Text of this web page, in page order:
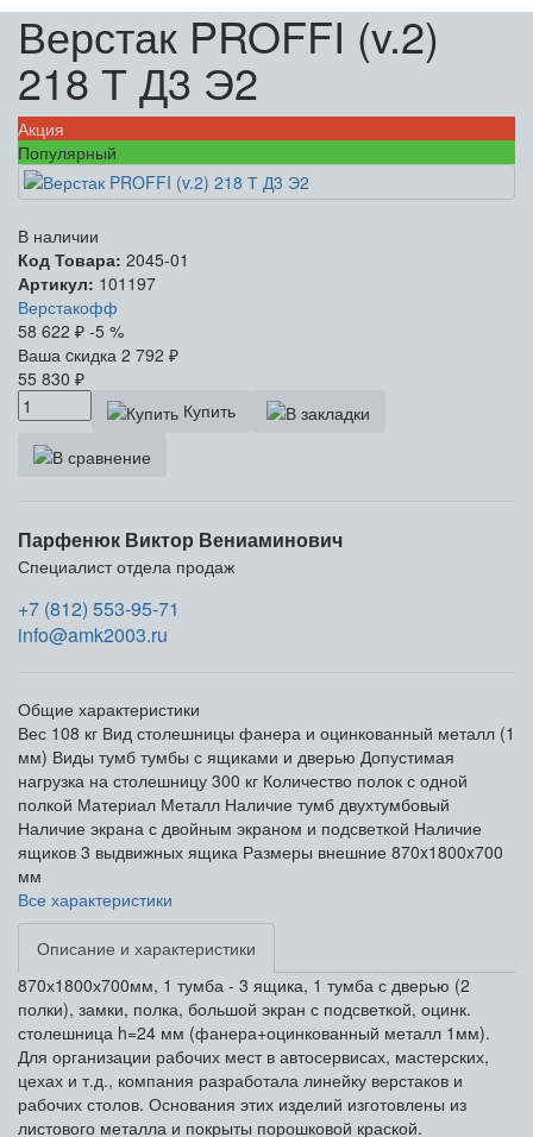
Верстак PROFFI (v.2)
218 Т Д3 Э2
Акция
Популярный
В наличии
Код Товара: 2045-01
Артикул: 101197
Верстакофф
58 622 ₽ -5 %
Ваша cкидка 2 792 ₽
55 830 ₽
Купить
Парфенюк Виктор Вениаминович
Специалист отдела продаж
+7 (812) 553-95-71
info@amk2003.ru
Общие характеристики
Вес 108 кг Вид столешницы фанера и оцинкованный металл (1
мм) Виды тумб тумбы с ящиками и дверью Допустимая
нагрузка на столешницу 300 кг Количество полок с одной
полкой Материал Металл Наличие тумб двухтумбовый
Наличие экрана с двойным экраном и подсветкой Наличие
ящиков 3 выдвижных ящика Размеры внешние 870x1800x700
мм
Все характеристики
Описание и характеристики
870х1800х700мм, 1 тумба - 3 ящика, 1 тумба с дверью (2
полки), замки, полка, большой экран с подсветкой, оцинк.
столешница h=24 мм (фанера+оцинкованный металл 1мм).
Для организации рабочих мест в автосервисах, мастерских,
цехах и т.д., компания разработала линейку верстаков и
рабочих столов. Основания этих изделий изготовлены из
листового металла и покрыты порошковой краской.